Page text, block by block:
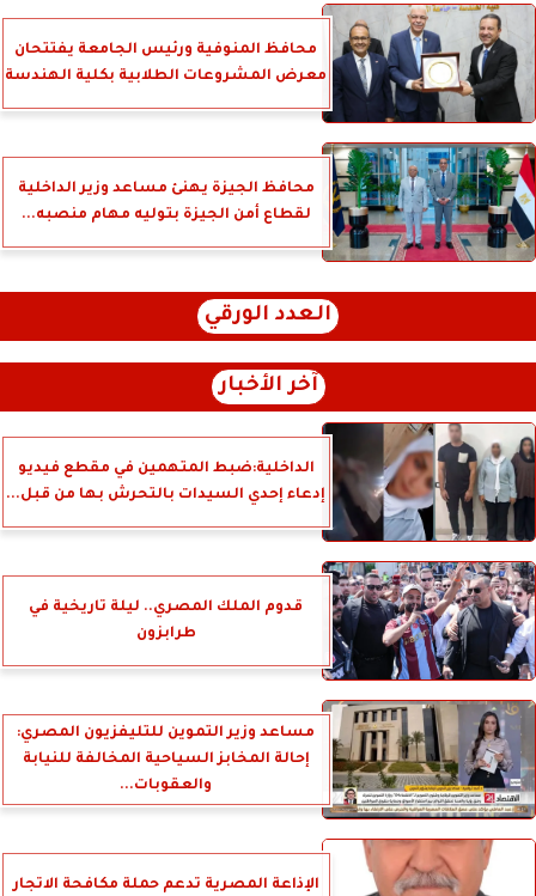
محافظ المنوفية ورئيس الجامعة يفتتحان
معرض المشروعات الطلابية بكلية الهندسة
محافظ الجيزة يهنئ مساعد وزير الداخلية
لقطاع أمن الجيزة بتوليه مهام منصبه...
العدد الورقي
آخر الأخبار
الداخلية:ضبط المتهمين في مقطع فيديو
إدعاء إحدي السيدات بالتحرش بها من قبل...
قدوم الملك المصري.. ليلة تاريخية في
طرابزون
مساعد وزير التموين للتليفزيون المصري:
إحالة المخابز السياحية المخالفة للنيابة
والعقوبات...
الإذاعة المصرية تدعم حملة مكافحة الاتجار